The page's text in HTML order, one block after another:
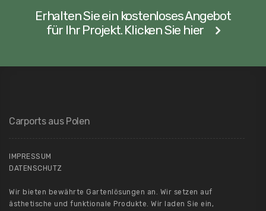
Erhalten Sie ein kostenloses Angebot
für Ihr Projekt. Klicken Sie hier
Carports aus Polen
IMPRESSUM
DATENSCHUTZ
Wir bieten bewährte Gartenlösungen an. Wir setzen auf
ästhetische und funktionale Produkte. Wir laden Sie ein,